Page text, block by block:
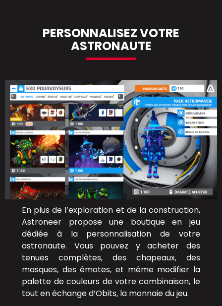
PERSONNALISEZ VOTRE
ASTRONAUTE
En plus de l’exploration et de la construction,
Astroneer propose une boutique en jeu
dédiée à la personnalisation de votre
astronaute. Vous pouvez y acheter des
tenues complètes, des chapeaux, des
masques, des émotes, et même modifier la
palette de couleurs de votre combinaison, le
tout en échange d’Obits, la monnaie du jeu.